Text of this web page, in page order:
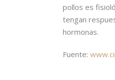
pollos es
tengan
hormonas.
Fuente: